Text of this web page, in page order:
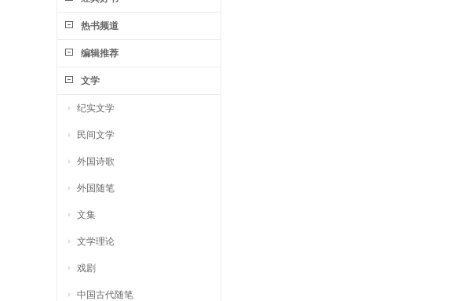
热书频道
编辑推荐
文学
纪实文学
民间文学
外国诗歌
外国随笔
文集
文学理论
戏剧
中国古代随笔